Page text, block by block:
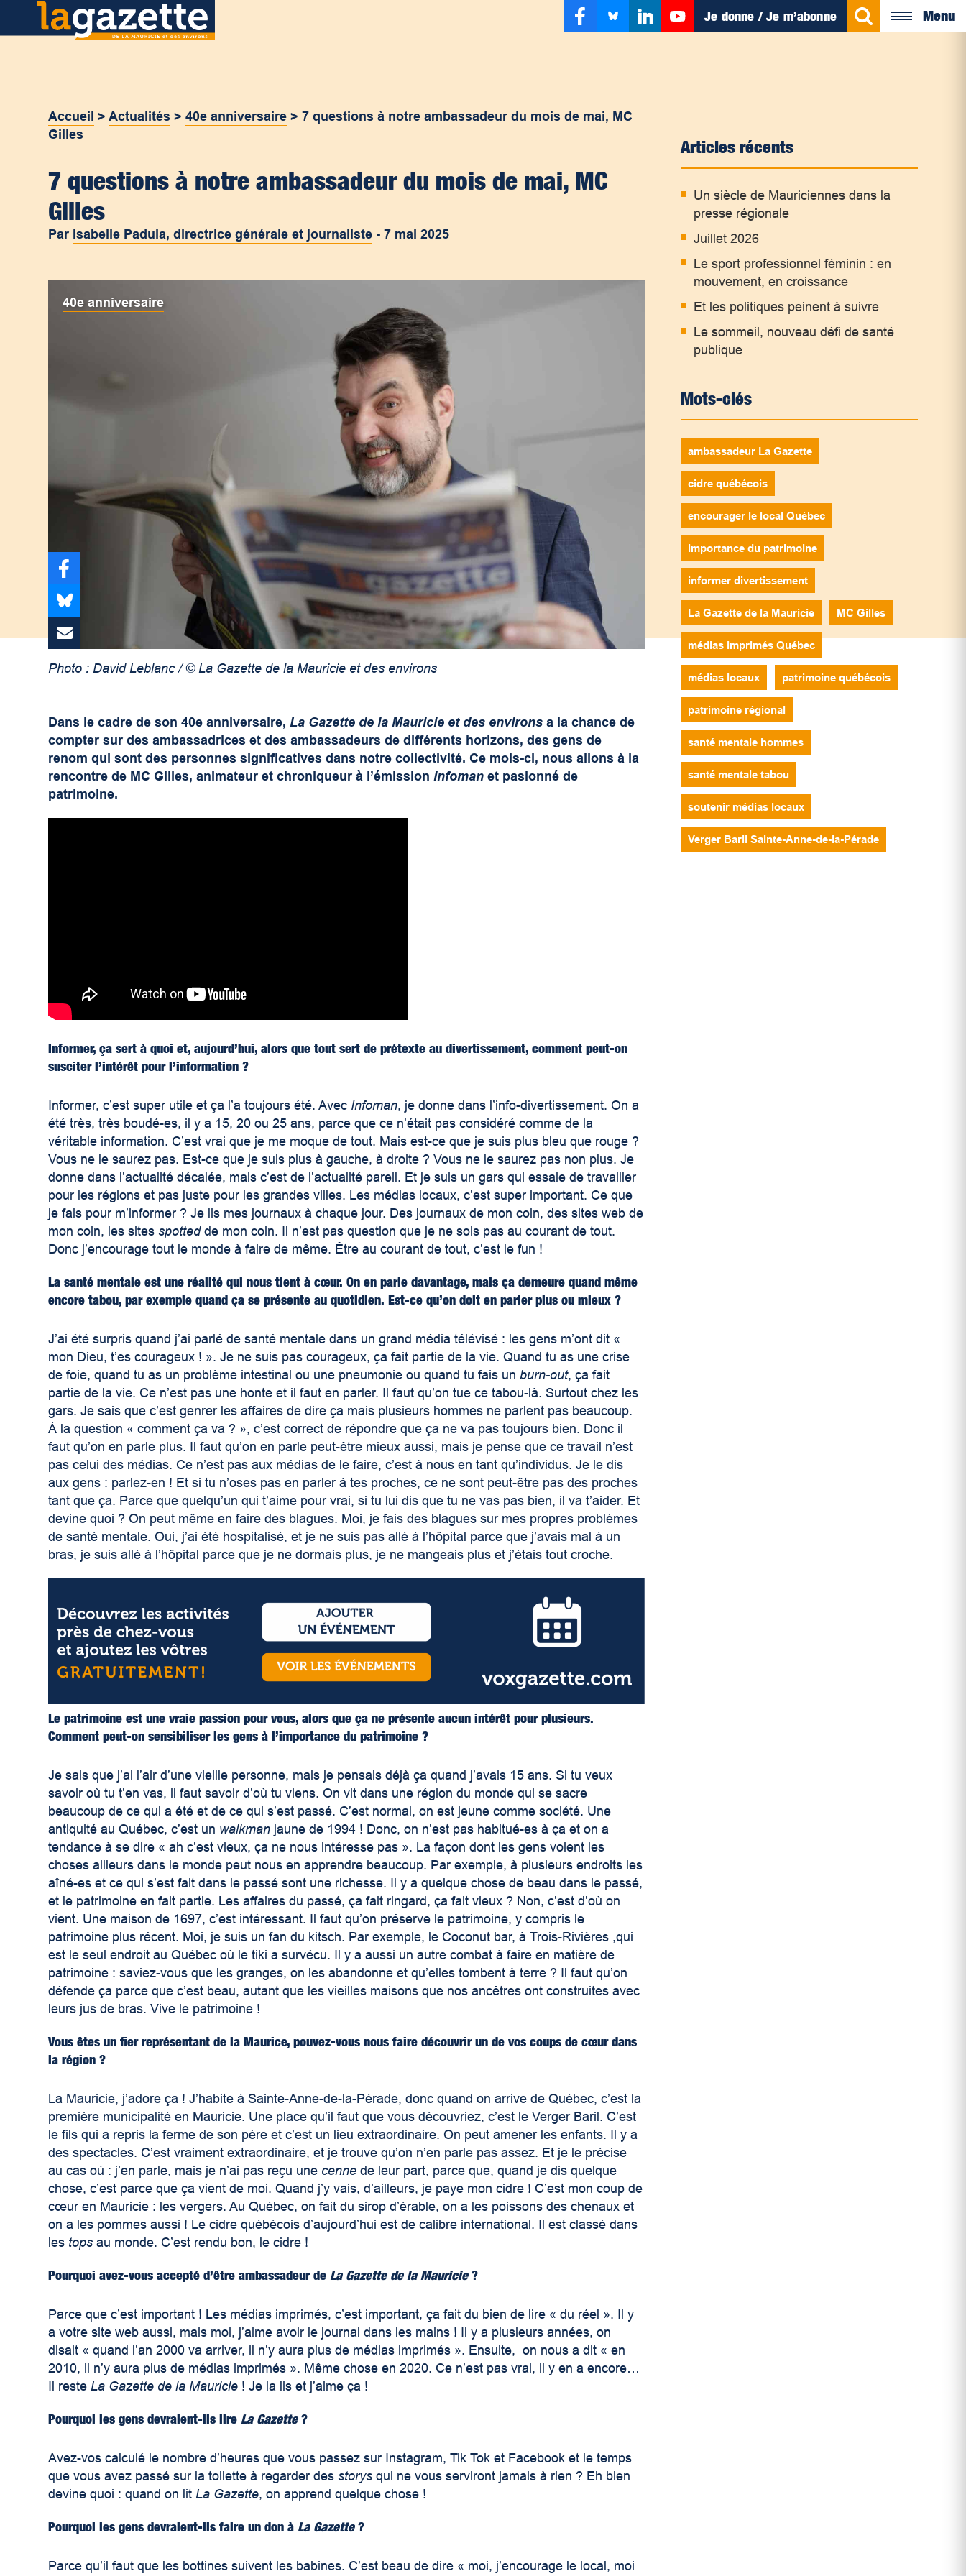
Je donne / Je m’abonne Menu
Accueil >Actualités >40e anniversaire >7 questions à notre ambassadeur du mois de mai, MC
Gilles
7 questions à notre ambassadeur du mois de mai, MC
Gilles
Par Isabelle Padula, directrice générale et journaliste -7 mai 2025
40e anniversaire
Photo : David Leblanc / © La Gazette de la Mauricie et des environs
Dans le cadre de son 40e anniversaire, La Gazette de la Mauricie et des environs a la chance de
compter sur des ambassadrices et des ambassadeurs de différents horizons, des gens de
renom qui sont des personnes significatives dans notre collectivité. Ce mois-ci, nous allons à la
rencontre de MC Gilles, animateur et chroniqueur à l’émissionInfoman et pasionné de
patrimoine.
Informer, ça sert à quoi et, aujourd’hui, alors que tout sert de prétexte au divertissement, comment peut-on
susciter l’intérêt pour l’information ?
Informer, c’est super utile et ça l’a toujours été. Avec Infoman, je donne dans l’info-divertissement. On a
été très, très boudé-es, il y a 15, 20 ou 25 ans, parce que ce n’était pas considéré comme de la
véritable information. C’est vrai que je me moque de tout. Mais est-ce que je suis plus bleu que rouge ?
Vous ne le saurez pas. Est-ce que je suis plus à gauche, à droite ? Vous ne le saurez pas non plus. Je
donne dans l’actualité décalée, mais c’est de l’actualité pareil. Et je suis un gars qui essaie de travailler
pour les régions et pas juste pour les grandes villes. Les médias locaux, c’est super important. Ce que
je fais pour m’informer ? Je lis mes journaux à chaque jour. Des journaux de mon coin, des sites web de
mon coin, les sitesspotted de mon coin. Il n’est pas question que je ne sois pas au courant de tout.
Donc j’encourage tout le monde à faire de même. Être au courant de tout, c’est le fun !
La santé mentale est une réalité qui nous tient à cœur. On en parle davantage, mais ça demeure quand même
encore tabou, par exemple quand ça se présente au quotidien. Est-ce qu’on doit en parler plus ou mieux ?
J’ai été surpris quand j’ai parlé de santé mentale dans un grand média télévisé : les gens m’ont dit «
mon Dieu, t’es courageux ! ». Je ne suis pas courageux, ça fait partie de la vie. Quand tu as une crise
de foie, quand tu as un problème intestinal ou une pneumonie ou quand tu fais unburn-out, ça fait
partie de la vie. Ce n’est pas une honte et il faut en parler. Il faut qu’on tue ce tabou-là. Surtout chez les
gars. Je sais que c’est genrer les affaires de dire ça mais plusieurs hommes ne parlent pas beaucoup.
À la question « comment ça va ? », c’est correct de répondre que ça ne va pas toujours bien. Donc il
faut qu’on en parle plus. Il faut qu’on en parle peut-être mieux aussi, mais je pense que ce travail n’est
pas celui des médias. Ce n’est pas aux médias de le faire, c’est à nous en tant qu’individus. Je le dis
aux gens : parlez-en ! Et si tu n’oses pas en parler à tes proches, ce ne sont peut-être pas des proches
tant que ça. Parce que quelqu’un qui t’aime pour vrai, si tu lui dis que tu ne vas pas bien, il va t’aider. Et
devine quoi ? On peut même en faire des blagues. Moi, je fais des blagues sur mes propres problèmes
de santé mentale. Oui, j’ai été hospitalisé, et je ne suis pas allé à l’hôpital parce que j’avais mal à un
bras, je suis allé à l’hôpital parce que je ne dormais plus, je ne mangeais plus et j’étais tout croche.
Le patrimoine est une vraie passion pour vous, alors que ça ne présente aucun intérêt pour plusieurs.
Comment peut-on sensibiliser les gens à l’importance du patrimoine ?
Je sais que j’ai l’air d’une vieille personne, mais je pensais déjà ça quand j’avais 15 ans. Si tu veux
savoir où tu t’en vas, il faut savoir d’où tu viens. On vit dans une région du monde qui se sacre
beaucoup de ce qui a été et de ce qui s’est passé. C’est normal, on est jeune comme société. Une
antiquité au Québec, c’est un walkman jaune de 1994 ! Donc, on n’est pas habitué-es à ça et on a
tendance à se dire « ah c’est vieux, ça ne nous intéresse pas ». La façon dont les gens voient les
choses ailleurs dans le monde peut nous en apprendre beaucoup. Par exemple, à plusieurs endroits les
aîné-es et ce qui s’est fait dans le passé sont une richesse. Il y a quelque chose de beau dans le passé,
et le patrimoine en fait partie. Les affaires du passé, ça fait ringard, ça fait vieux ? Non, c’est d’où on
vient. Une maison de 1697, c’est intéressant. Il faut qu’on préserve le patrimoine, y compris le
patrimoine plus récent. Moi, je suis un fan du kitsch. Par exemple, le Coconut bar, à Trois-Rivières ,qui
est le seul endroit au Québec où le tiki a survécu. Il y a aussi un autre combat à faire en matière de
patrimoine : saviez-vous que les granges, on les abandonne et qu’elles tombent à terre ? Il faut qu’on
défende ça parce que c’est beau, autant que les vieilles maisons que nos ancêtres ont construites avec
leurs jus de bras. Vive le patrimoine !
Vous êtes un fier représentant de la Maurice, pouvez-vous nous faire découvrir un de vos coups de cœur dans
la région ?
La Mauricie, j’adore ça ! J’habite à Sainte-Anne-de-la-Pérade, donc quand on arrive de Québec, c’est la
première municipalité en Mauricie. Une place qu’il faut que vous découvriez, c’est le Verger Baril. C’est
le fils qui a repris la ferme de son père et c’est un lieu extraordinaire. On peut amener les enfants. Il y a
des spectacles. C’est vraiment extraordinaire, et je trouve qu’on n’en parle pas assez. Et je le précise
au cas où : j’en parle, mais je n’ai pas reçu une cenne de leur part, parce que, quand je dis quelque
chose, c’est parce que ça vient de moi. Quand j’y vais, d’ailleurs, je paye mon cidre ! C’est mon coup de
cœur en Mauricie : les vergers. Au Québec, on fait du sirop d’érable, on a les poissons des chenaux et
on a les pommes aussi ! Le cidre québécois d’aujourd’hui est de calibre international. Il est classé dans
les tops au monde. C’est rendu bon, le cidre !
Pourquoi avez-vous accepté d’être ambassadeur de La Gazette de la Mauricie?
Parce que c’est important ! Les médias imprimés, c’est important, ça fait du bien de lire « du réel ». Il y
a votre site web aussi, mais moi, j’aime avoir le journal dans les mains ! Il y a plusieurs années, on
disait « quand l’an 2000 va arriver, il n’y aura plus de médias imprimés ». Ensuite, on nous a dit « en
2010, il n’y aura plus de médias imprimés ». Même chose en 2020. Ce n’est pas vrai, il y en a encore…
Il resteLa Gazette de la Mauricie ! Je la lis et j’aime ça !
Pourquoi les gens devraient-ils lire La Gazette?
Avez-vos calculé le nombre d’heures que vous passez sur Instagram, Tik Tok et Facebook et le temps
que vous avez passé sur la toilette à regarder desstorys qui ne vous serviront jamais à rien ? Eh bien
devine quoi : quand on litLa Gazette, on apprend quelque chose !
Pourquoi les gens devraient-ils faire un don à La Gazette?
Parce qu’il faut que les bottines suivent les babines. C’est beau de dire « moi, j’encourage le local, moi
Articles récents
Un siècle de Mauriciennes dans la
presse régionale
Juillet 2026
Le sport professionnel féminin : en
mouvement, en croissance
Et les politiques peinent à suivre
Le sommeil, nouveau défi de santé
publique
Mots-clés
ambassadeur La Gazette
cidre québécois
encourager le local Québec
importance du patrimoine
informer divertissement
La Gazette de la Mauricie MC Gilles
médias imprimés Québec
médias locaux patrimoine québécois
patrimoine régional
santé mentale hommes
santé mentale tabou
soutenir médias locaux
Verger Baril Sainte-Anne-de-la-Pérade